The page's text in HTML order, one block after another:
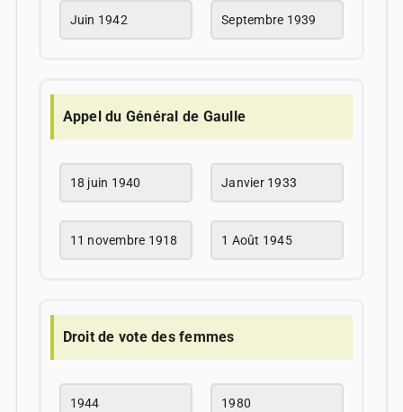
Juin 1942 Septembre 1939
Appel du Général de Gaulle
18 juin 1940 Janvier 1933
11 novembre 1918 1 Août 1945
Droit de vote des femmes
1944 1980